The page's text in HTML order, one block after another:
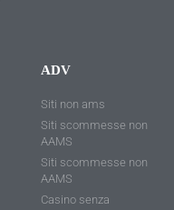
ADV
Siti non ams
Siti scommesse non
AAMS
Siti scommesse non
AAMS
Casino senza